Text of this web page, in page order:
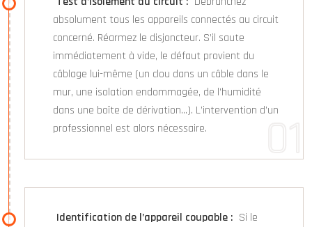
absolument tous les appareils connectés au circuit
concerné. Réarmez le disjoncteur. S’il saute
immédiatement à vide, le défaut provient du
câblage lui-même (un clou dans un câble dans le
mur, une isolation endommagée, de l’humidité
dans une boîte de dérivation…). L’intervention d’un
professionnel est alors nécessaire.
Identification de l’appareil coupable : Si le